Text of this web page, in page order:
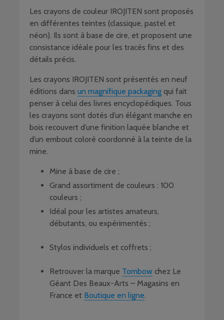
Les crayons de couleur IROJITEN sont proposés
en différentes teintes (classique, pastel et
néon). Ils sont à base de cire, et proposent une
consistance idéale pour les tracés fins et des
détails précis.
Les crayons IROJITEN sont présentés en neuf
éditions dans un magnifique packaging qui fait
penser à celui des livres encyclopédiques. Tous
les crayons sont dotés d’un élégant manche en
bois recouvert d’une finition laquée blanche et
d’un embout coloré coordonné à la teinte de la
mine.
Mine à base de cire ;
Grand assortiment de couleurs : 100
couleurs ;
Idéal pour les artistes amateurs,
débutants, ou expérimentés ;
Stylos individuels et coffrets ;
Retrouver la marque Tombow chez Le
Géant Des Beaux-Arts – Magasins en
France et Boutique en ligne